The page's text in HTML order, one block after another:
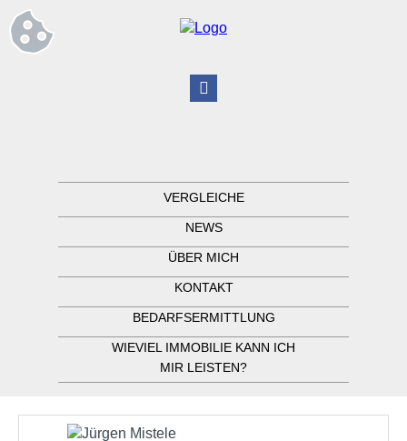
VERGLEICHE
NEWS
ÜBER MICH
KONTAKT
BEDARFSERMITTLUNG
WIEVIEL IMMOBILIE KANN ICH
MIR LEISTEN?